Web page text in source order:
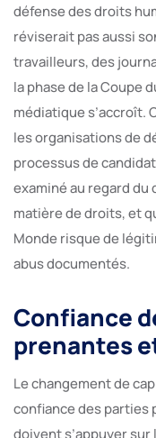
défense des droits
réviserait pas aussi
travailleurs, des
la phase de la Coupe
médiatique s’accroît.
les organisations de
processus de
examiné au regard du
matière de droits, et
Monde risque de
abus documentés.
Confiance
prenantes
Le changement de
confiance des parties
doivent s’appuyer